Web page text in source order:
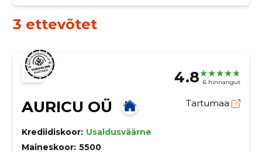
3 ettevõtet
4.8 6 hinnangut
AURICU OÜ Tartumaa
Krediidiskoor: Usaldusväärne
Maineskoor: 5500